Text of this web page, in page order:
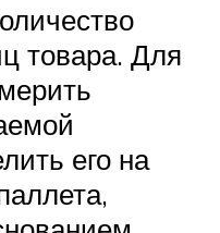
товара. Для
его на